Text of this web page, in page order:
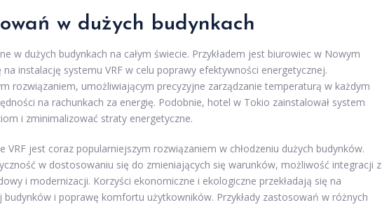
w dużych budynkach
w dużych budynkach na całym świecie. Przykładem jest biurowiec w Nowym
na instalację systemu VRF w celu poprawy efektywności energetycznej.
rozwiązaniem, umożliwiającym precyzyjne zarządzanie temperaturą w każdym
na rachunkach za energię. Podobnie, hotel w Tokio zainstalował system
i zminimalizować straty energetyczne.
jest coraz popularniejszym rozwiązaniem w chłodzeniu dużych budynków.
w dostosowaniu się do zmieniających się warunków, możliwość integracji z
i modernizacji. Korzyści ekonomiczne i ekologiczne przekładają się na
i poprawę komfortu użytkowników. Przykłady zastosowań w różnych